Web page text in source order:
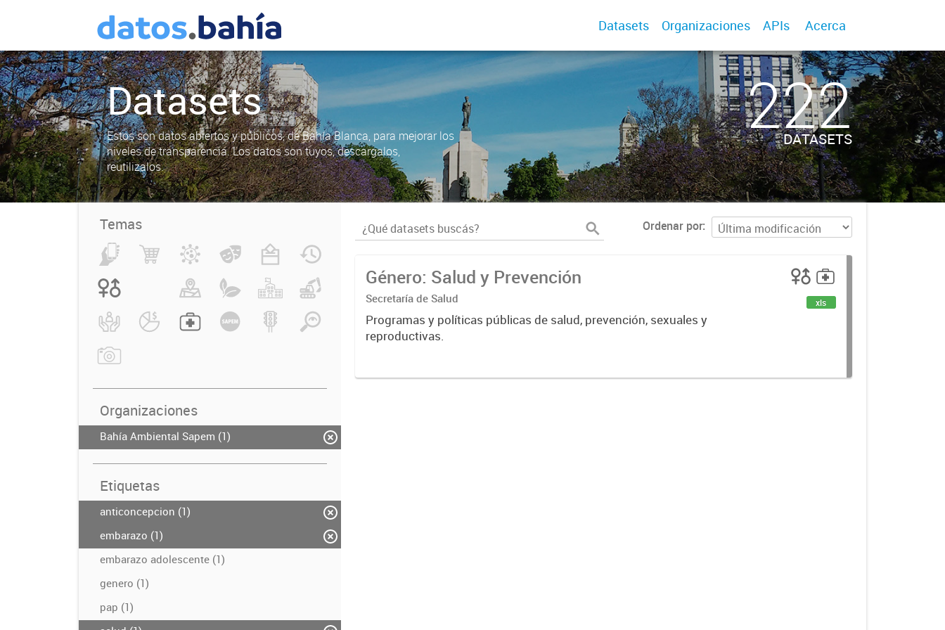
Datasets Organizaciones APIs Acerca
Datasets
Estos son datos abiertos y públicos, de Bahía Blanca, para mejorar los
niveles de transparencia. Los datos son tuyos, descargalos,
reutilizalos.
222
DATASETS
Temas
Organizaciones
Bahía Ambiental Sapem (1)
Etiquetas
anticoncepcion (1)
embarazo (1)
embarazo adolescente (1)
genero (1)
pap (1)
Ordenar por
Género: Salud y Prevención
Secretaría de Salud
Programas y políticas públicas de salud, prevención, sexuales y
reproductivas.
xls